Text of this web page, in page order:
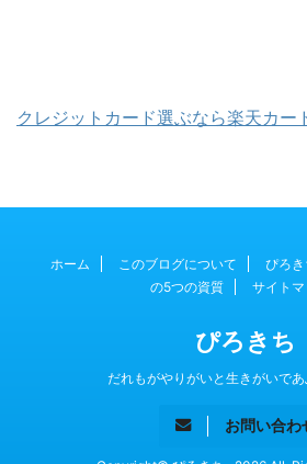
クレジットカード選ぶなら楽天カー
ホーム このブログについて ぴろ
の5つの資質
サイト
ぴろきち
だれもがやりがいと生きがいで
お問い合わ